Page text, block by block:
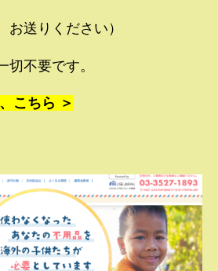
お送りください）
不要です。
こちら ＞